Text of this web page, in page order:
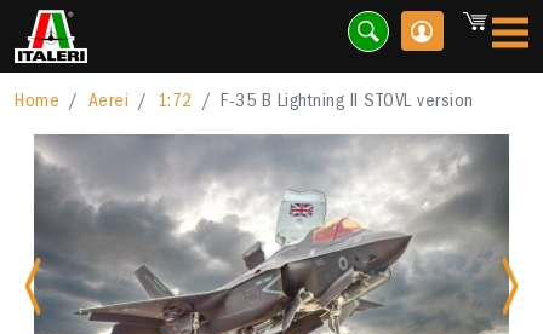
Home Aerei 1:72 F-35 B Lightning II STOVL version
Previous